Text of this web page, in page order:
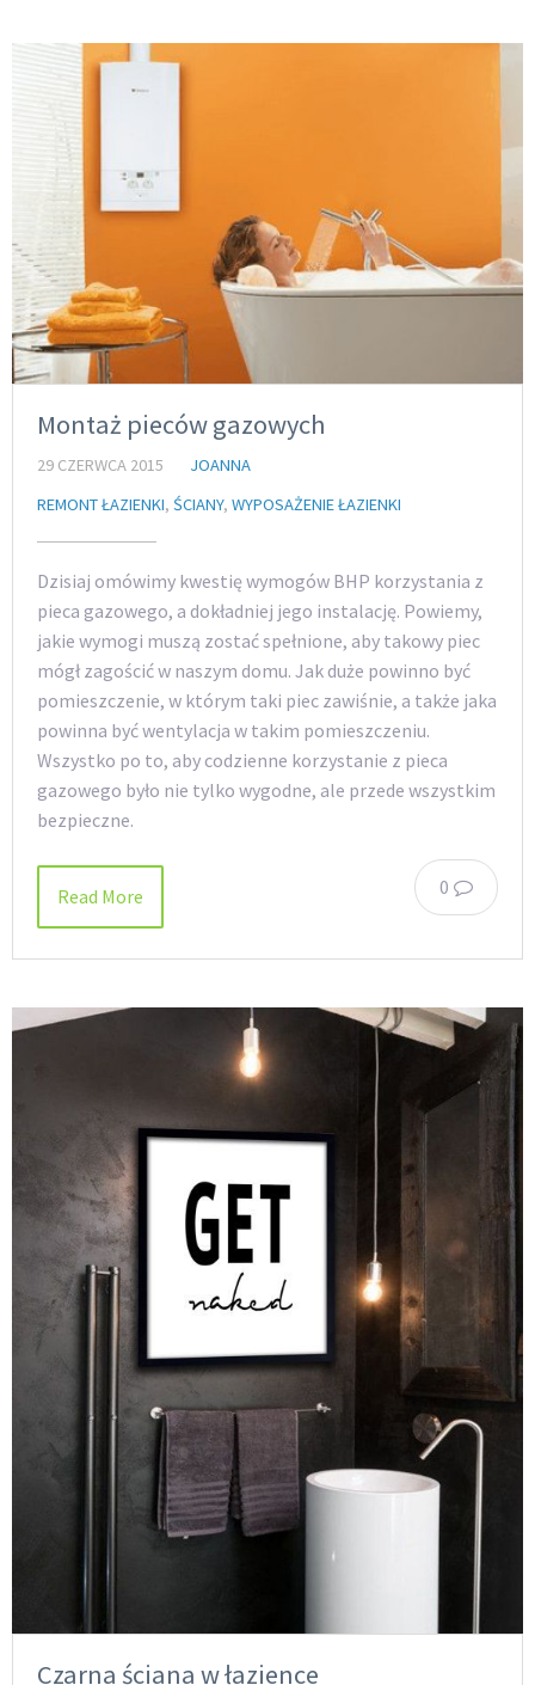
Montaż pieców gazowych
29 CZERWCA 2015
JOANNA
REMONT ŁAZIENKI, ŚCIANY, WYPOSAŻENIE ŁAZIENKI
Dzisiaj omówimy kwestię wymogów BHP korzystania z
pieca gazowego, a dokładniej jego instalację. Powiemy,
jakie wymogi muszą zostać spełnione, aby takowy piec
mógł zagościć w naszym domu. Jak duże powinno być
pomieszczenie, w którym taki piec zawiśnie, a także jaka
powinna być wentylacja w takim pomieszczeniu.
Wszystko po to, aby codzienne korzystanie z pieca
gazowego było nie tylko wygodne, ale przede wszystkim
bezpieczne.
0
Read More
Czarna ściana w łazience